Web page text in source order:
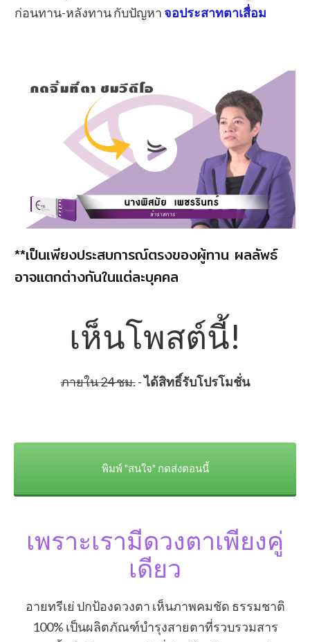
ก่อนทาน-หลังทาน ​กับปัญหาจอประสาทตาเสื่อม
​**เป็นเพียงประสบการณ์ตรงของผู้ทาน ผลลัพธ์
อาจแตกต่างกันในแต่ละบุคคล
​เห็นโพสต์นี้!
​ภายใน 24 ชม.-​ได้สิทธิ์รับโปรโมชั่น
​พิมพ์ "สนใจ" กดส่งตอนนี้
เพราะเรามีดวงตาเพียงคู่
เดียว
​อายทรีเย่ ปกป้องดวงตา เห็นภาพคมชัด ธรรมชาติ
100% เป็นผลิตภัณฑ์บำรุงสายตาที่รวบรวมสาร